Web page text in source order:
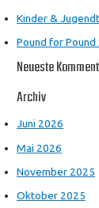
Kinder &
Pound for Pound
Neueste
Archiv
Juni 2026
Mai 2026
November 2025
Oktober 2025